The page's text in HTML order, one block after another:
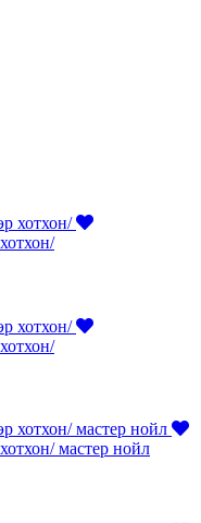
мастер нойл